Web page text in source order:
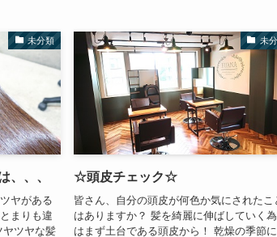
未分類
、、、
ヤがある
まりも違
ヤツヤな髪
未
☆頭皮チェック☆
皆さん、自分の頭皮が何色か気にされたこ
はありますか？ 髪を綺麗に伸ばしていく
はまず土台である頭皮から！ 乾燥の季節